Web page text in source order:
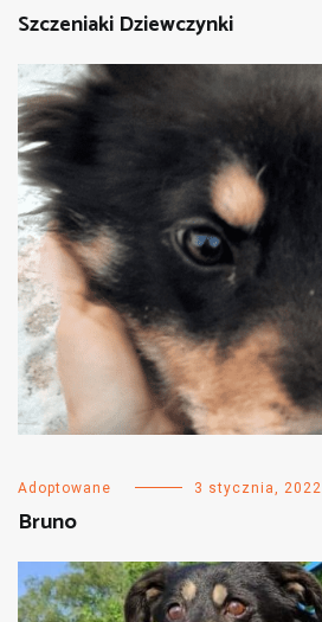
Szczeniaki Dziewczynki
Adoptowane 3 stycznia, 2022
Bruno